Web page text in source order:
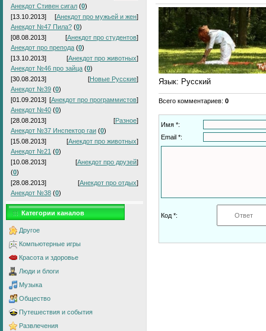
Анекдот Стивен сигал (0)
[13.10.2013]
[Анекдот про мужьей и жен]
Анекдот №47 Пила? (0)
[08.08.2013]
[Анекдот про студентов]
Анекдот про препода (0)
[13.10.2013]
[Анекдот про животных]
Анекдот №46 про зайца (0)
[30.08.2013]
[Новые Русские]
Анекдот №39 (0)
[01.09.2013] [Анекдот про программистов]
Анекдот №40 (0)
[28.08.2013]
[Разное]
Анекдот №37 Инспектор гаи (0)
[15.08.2013]
[Анекдот про животных]
Анекдот №21 (0)
[10.08.2013]
[Анекдот про друзей]
(0)
[28.08.2013]
[Анекдот про отдых]
Анекдот №38 (0)
Категории каналов
Другое
Компьютерные игры
Красота и здоровье
Люди и блоги
Музыка
Общество
Путешествия и события
Развлечения
Язык: Русский
Всего комментариев: 0
Имя *:
Email *:
Код *: